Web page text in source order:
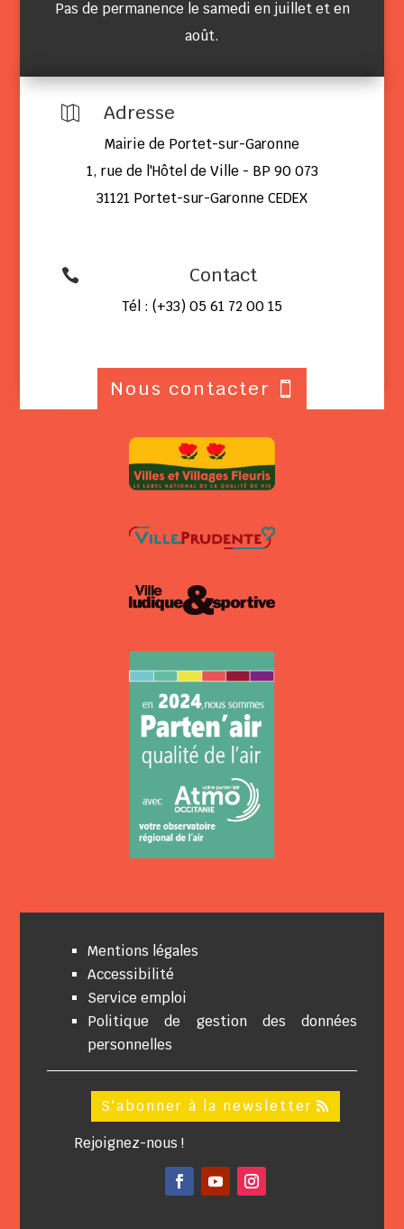
Pas de permanence le samedi en juillet et en
août.
 Adresse
Mairie de Portet-sur-Garonne
1, rue de l'Hôtel de Ville - BP 90 073
31121 Portet-sur-Garonne CEDEX
 Contact
Tél : (+33) 05 61 72 00 15
Nous contacter
Mentions légales
Accessibilité
Service emploi
Politique de gestion des données
personnelles
S'abonner à la newsletter
Rejoignez-nous !